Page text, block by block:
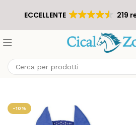
ECCELLENTE 219
-10%